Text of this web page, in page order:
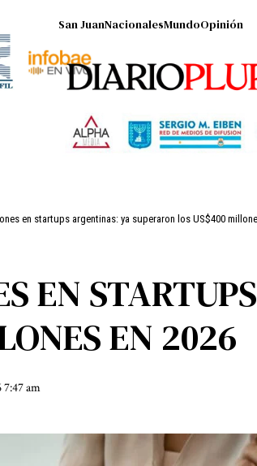
San JuanNacionalesMundoOpinión
en startups argentinas: ya superaron los US$400
EN
EN 2026
am